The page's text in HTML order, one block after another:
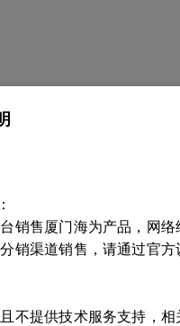
销售厦门海为产品，网络
销渠道销售，请通过官方
不提供技术服务支持，相